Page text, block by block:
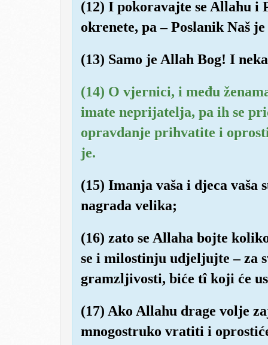
(12) I pokoravajte se Allahu i
okrenete, pa – Poslanik Naš
(13) Samo je Allah Bog! I
(14) O vjernici, i među
imate neprijatelja, pa ih se
opravdanje prihvatite i
je.
(15) Imanja vaša i djeca vaša
nagrada velika;
(16) zato se Allaha bojte
se i milostinju udjeljujte – za
gramzljivosti, biće tî koji će
(17) Ako Allahu drage volje
mnogostruko vratiti i